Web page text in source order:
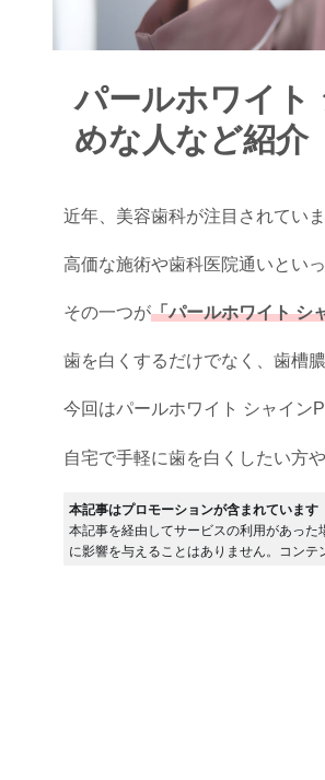
パールホワイト
めな人など紹介
近年、美容歯科が注目されていま
高価な施術や歯科医院通いとい
その一つが「パールホワイト シ
歯を白くするだけでなく、歯槽
今回はパールホワイト シャイン
自宅で手軽に歯を白くしたい方
本記事はプロモーションが含まれています
本記事を経由してサービスの利用があっ
に影響を与えることはありません。コン